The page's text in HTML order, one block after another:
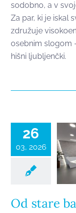
sodobno, a v
Za par, ki je iskal
združuje
osebnim slogom
hišni ljubljenčki.
26
03, 2026
Od stare